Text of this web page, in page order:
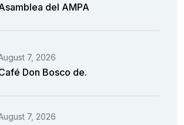
del AMPA
7, 2026
Don Bosco de.
7, 2026